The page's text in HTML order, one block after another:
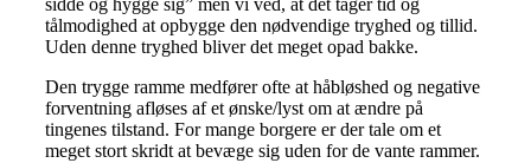
sidde og hygge sig” men vi ved, at det tager tid og
tålmodighed at opbygge den nødvendige tryghed og tillid.
Uden denne tryghed bliver det meget opad bakke.
Den trygge ramme medfører ofte at håbløshed og negative
forventning afløses af et ønske/lyst om at ændre på
tingenes tilstand. For mange borgere er der tale om et
meget stort skridt at bevæge sig uden for de vante rammer.